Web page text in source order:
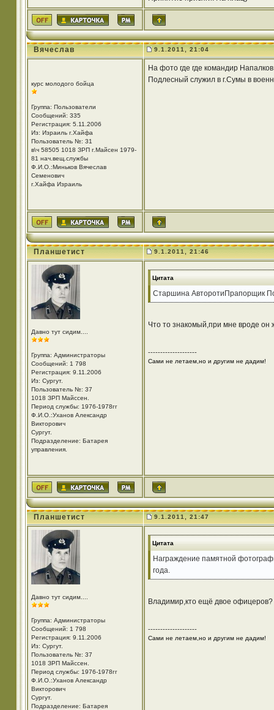
Вячеслав 9.1.2011, 21:04
курс молодого бойца
Группа: Пользователи
Сообщений: 335
Регистрация: 5.11.2006
Из: Израиль г.Хайфа
Пользователь №: 31
в\ч 58505 1018 ЗРП г.Майсен 1979-
81 нач.вещ.службы
Ф.И.О.:Миньков Вячеслав
Семенович
г.Хайфа Израиль
На фото где где командир
Подлесный служил в г.Сумы в
Планшетист 9.1.2011, 21:46
Давно тут сидим....
Группа: Администраторы
Сообщений: 1 798
Регистрация: 9.11.2006
Из: Cургут.
Пользователь №: 37
1018 ЗРП Майссен.
Период службы: 1976-1978гг
Ф.И.О.:Уханов Александр
Викторович
Cургут.
Подразделение: Батарея
управления.
Цитата
Старшина АвторотиПрапорщик
Что то знакомый,при мне вроде он
--------------------
Сами не летаем,но и другим не дадим!
Планшетист 9.1.2011, 21:47
Давно тут сидим....
Группа: Администраторы
Сообщений: 1 798
Регистрация: 9.11.2006
Из: Cургут.
Пользователь №: 37
1018 ЗРП Майссен.
Период службы: 1976-1978гг
Ф.И.О.:Уханов Александр
Викторович
Cургут.
Подразделение: Батарея
Цитата
Награждение памятной
года.
Владимир,кто ещё двое офицеров?
--------------------
Сами не летаем,но и другим не дадим!